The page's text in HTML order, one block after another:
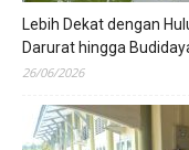
Lebih Dekat dengan
Darurat hingga
26/06/2026